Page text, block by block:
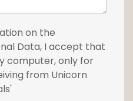
on the
Data, I accept that
computer, only for
from Unicorn